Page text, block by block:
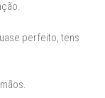
perfeito, tens